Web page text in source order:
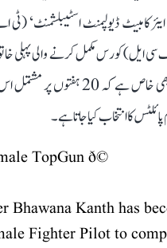
ایئر کامبیٹ ڈیولپمنٹ اسٹیبلشمنٹ‘
سی ایل) کورس مکمل کرنے والی پہلی
کامیابی اس لیے بھی خاص ہے کہ
کا انتخاب کیا جاتا ہے۔
TopGun ð©
Bhawana Kanth has
Fighter Pilot to